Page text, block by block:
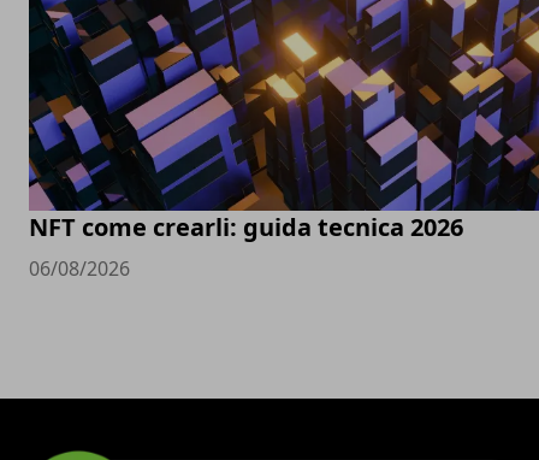
NFT come crearli: guida tecnica 2026
06/08/2026